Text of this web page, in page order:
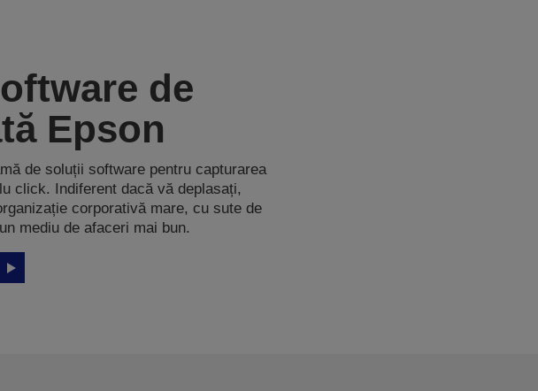
de
Epson
de soluții software pentru capturarea
click. Indiferent dacă vă deplasați,
corporativă mare, cu sute de
mediu de afaceri mai bun.